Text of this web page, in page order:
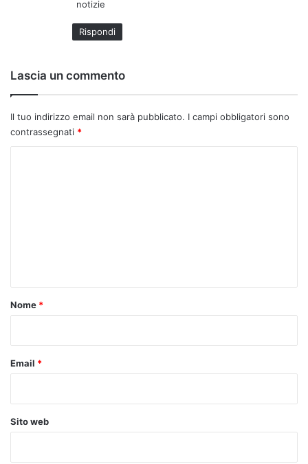
notizie
Rispondi
Lascia un commento
Il tuo indirizzo email non sarà pubblicato. I campi obbligatori sono
contrassegnati *
o
Nome *
Email *
Sito web